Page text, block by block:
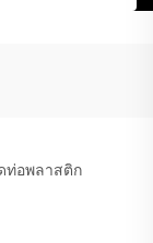
ท่อพลาสติก